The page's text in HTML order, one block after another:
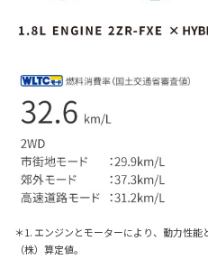
＊1. エンジンとモーターにより、動力性
（株）算定値。